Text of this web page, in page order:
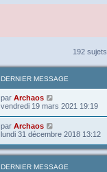
192 sujets
DERNIER MESSAGE
par Archaos
vendredi 19 mars 2021 19:19
par Archaos
lundi 31 décembre 2018 13:12
DERNIER MESSAGE